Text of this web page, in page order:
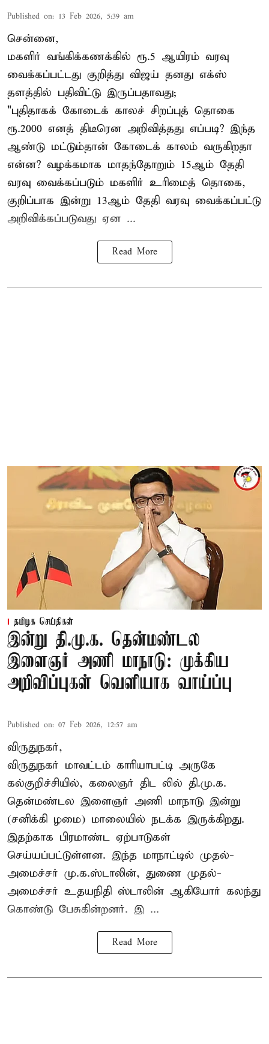
Published on: 13 Feb 2026, 5:39 am
சென்னை,
மகளிர் வங்கிக்கணக்கில் ரூ.5 ஆயிரம் வரவு
வைக்கப்பட்டது குறித்து விஜய் தனது எக்ஸ்
தளத்தில் பதிவிட்டு இருப்பதாவது;
"புதிதாகக் கோடைக் காலச் சிறப்புத் தொகை
ரூ.2000 எனத் திடீரென அறிவித்தது எப்படி? இந்த
ஆண்டு மட்டும்தான் கோடைக் காலம் வருகிறதா
என்ன? வழக்கமாக மாதந்தோறும் 15ஆம் தேதி
வரவு வைக்கப்படும் மகளிர் உரிமைத் தொகை,
குறிப்பாக இன்று 13ஆம் தேதி வரவு வைக்கப்பட்டு
அறிவிக்கப்படுவது ஏன ...
Read More
தமிழக செய்திகள்
இன்று தி.மு.க. தென்மண்டல
இளைஞர் அணி மாநாடு: முக்கிய
அறிவிப்புகள் வெளியாக வாய்ப்பு
Published on: 07 Feb 2026, 12:57 am
விருதுநகர்,
விருதுநகர் மாவட்டம் காரியாபட்டி அருகே
கல்குறிச்சியில், கலைஞர் திட லில் தி.மு.க.
தென்மண்டல இளைஞர் அணி மாநாடு இன்று
(சனிக்கி ழமை) மாலையில் நடக்க இருக்கிறது.
இதற்காக பிரமாண்ட ஏற்பாடுகள்
செய்யப்பட்டுள்ளன. இந்த மாநாட்டில் முதல்-
அமைச்சர் மு.க.ஸ்டாலின், துணை முதல்-
அமைச்சர் உதயநிதி ஸ்டாலின் ஆகியோர் கலந்து
கொண்டு பேசுகின்றனர். இ ...
Read More